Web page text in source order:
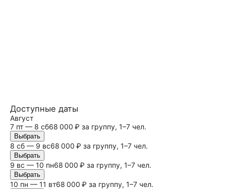
Доступные даты
Август
7 пт — 8 сб68 000 ₽ за группу, 1–7 чел.
Выбрать
8 сб — 9 вс68 000 ₽ за группу, 1–7 чел.
Выбрать
9 вс — 10 пн68 000 ₽ за группу, 1–7 чел.
Выбрать
10 пн — 11 вт68 000 ₽ за группу, 1–7 чел.